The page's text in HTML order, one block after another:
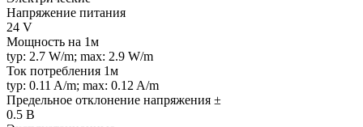
Напряжение питания
24 V
Мощность на 1м
typ: 2.7 W/m; max: 2.9 W/m
Ток потребления 1м
typ: 0.11 A/m; max: 0.12 A/m
Предельное отклонение напряжения ±
0.5 В